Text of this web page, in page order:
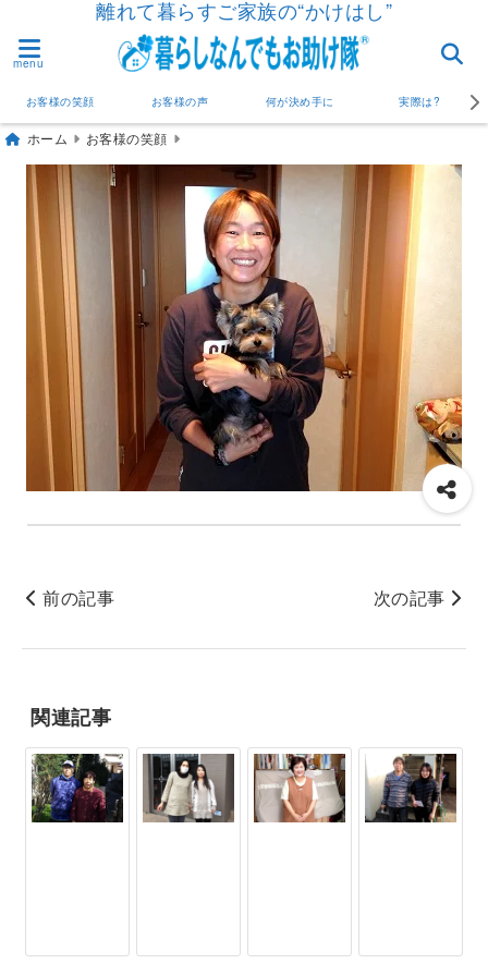
離れて暮らすご家族の“かけはし”
menu
お客様の笑顔 お客様の声 何が決め手に 実際は?
ホーム お客様の笑顔
前の記事 次の記事
関連記事